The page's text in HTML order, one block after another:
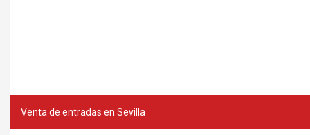
Venta de entradas en Sevilla